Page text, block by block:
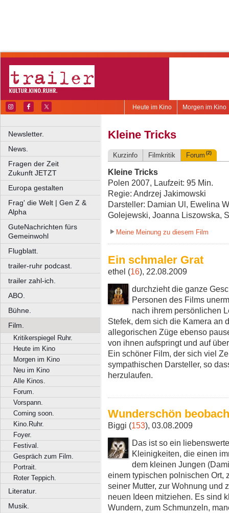
Morgen im Kino
Heute im Kino
Newsletter.
News.
Fragen der Zeit
Zukunft JETZT
Europa gestalten
Frag' die Welt | Gen Z &
Alpha
GuteNachrichten fürs
Gemeinwohl
Flugblatt.
trailer-ruhr podcast.
trailer zahl-ich.
ABO.
Bühne.
Film.
Kritikerspiegel Ruhr.
Heute im Kino
Morgen im Kino
Neu im Kino
Alle Kinos.
Forum.
Vorspann.
Coming soon.
Kino.Ruhr.
Foyer.
Festival.
Gespräch zum Film.
Portrait.
Roter Teppich.
Literatur.
Musik.
Kleine Tricks
Kurzinfo Filmkritik Forum (2)
Kleine Tricks
Polen 2007, Laufzeit: 95 Min.
Regie: Andrzej Jakimowski
Darsteller: Damian Ul, Ewelina
Golejewski, Joanna Liszowska,
Meine Meinung zu diesem Film
Ein schmaler Grat
ethel (16), 22.08.2009
durchzieht die ganze
Personen des Films
nach ihrem persönlichen
Stefek, dem sich die Kamera an
allegorischen Züge ebenso
von ihnen aufspringt und auf
Ein schöner Film, der sich viel
sympathischen Darsteller, so
herzulaufen.
Wunderschön
Biggi (153), 03.08.2009
Das ist so ein
Kleinigkeiten, die einen
dem kleinen Jungen
einem typischen polnischen Ort,
seiner Mutter, zur Wohnung und
neuen Ideen mitziehen. Es sind
Wundern, zum Schmunzeln,